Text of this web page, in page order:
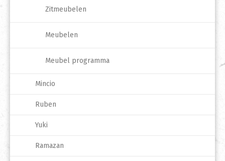
Zitmeubelen
Meubelen
Meubel programma
Mincio
Ruben
Yuki
Ramazan